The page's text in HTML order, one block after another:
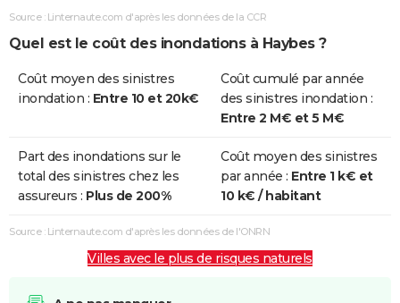
et/ou
Boue
Inondations
et/ou
17/01/1995 31/01/1995 15 j Oui
Inondations
et/ou
Coulées de
20/12/1993 02/01/1994 14 j Oui
Source : Linternaute.com d'après les données de la CCR
Quel est le coût des inondations à Haybes ?
Coût moyen des sinistres
inondation : Entre 10 et 20k€
Coût cumulé par année
des sinistres inondation :
Entre 2 M€ et 5 M€
Part des inondations sur le
total des sinistres chez les
assureurs : Plus de 200%
Coût moyen des sinistres
par année : Entre 1 k€ et
10 k€ / habitant
Source : Linternaute.com d'après les données de l'ONRN
Villes avec le plus de risques naturels